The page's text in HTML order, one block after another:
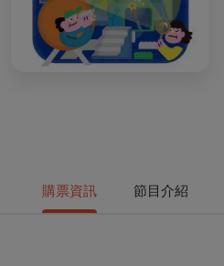
購票資訊 節目介紹